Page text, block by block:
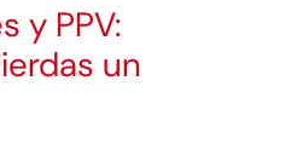
y PPV:
un